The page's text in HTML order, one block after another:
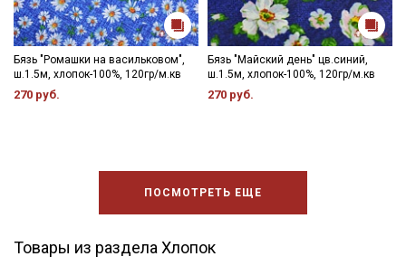
Бязь "Ромашки на васильковом",
ш.1.5м, хлопок-100%, 120гр/м.кв
270 руб.
Бязь "Майский день" цв.синий,
ш.1.5м, хлопок-100%, 120гр/м.кв
270 руб.
ПОСМОТРЕТЬ ЕЩЕ
Товары из раздела Хлопок